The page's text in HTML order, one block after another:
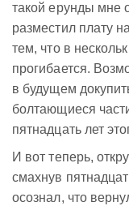
такой ерунды мне
разместил плату
тем, что в
прогибается.
в будущем
болтающиеся
пятнадцать лет
И вот теперь,
смахнув
осознал, что